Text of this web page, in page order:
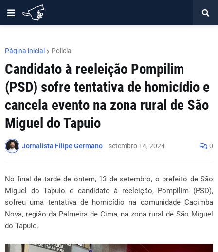
Página inicial Polícia
Candidato à reeleição Pompilim
(PSD) sofre tentativa de homicídio e
cancela evento na zona rural de São
Miguel do Tapuio
Jornalista Filipe Germano - setembro 14, 2024 0
No final de tarde de ontem, 13 de setembro, o prefeito de São
Miguel do Tapuio e candidato à reeleição, Pompilim (PSD),
sofreu uma tentativa de homicídio na comunidade Cacimba
Nova, região da Palmeira de Cima, na zona rural de São Miguel
do Tapuio.